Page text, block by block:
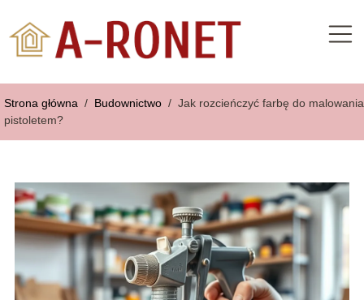
Strona główna / Budownictwo / Jak rozcieńczyć farbę do malowania
pistoletem?